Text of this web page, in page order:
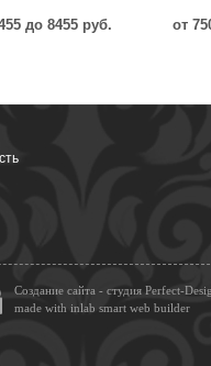
до 8455 руб. от
Создание сайта - студия Perfect-
made with inlab smart web builder